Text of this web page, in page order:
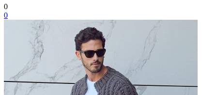
0
0